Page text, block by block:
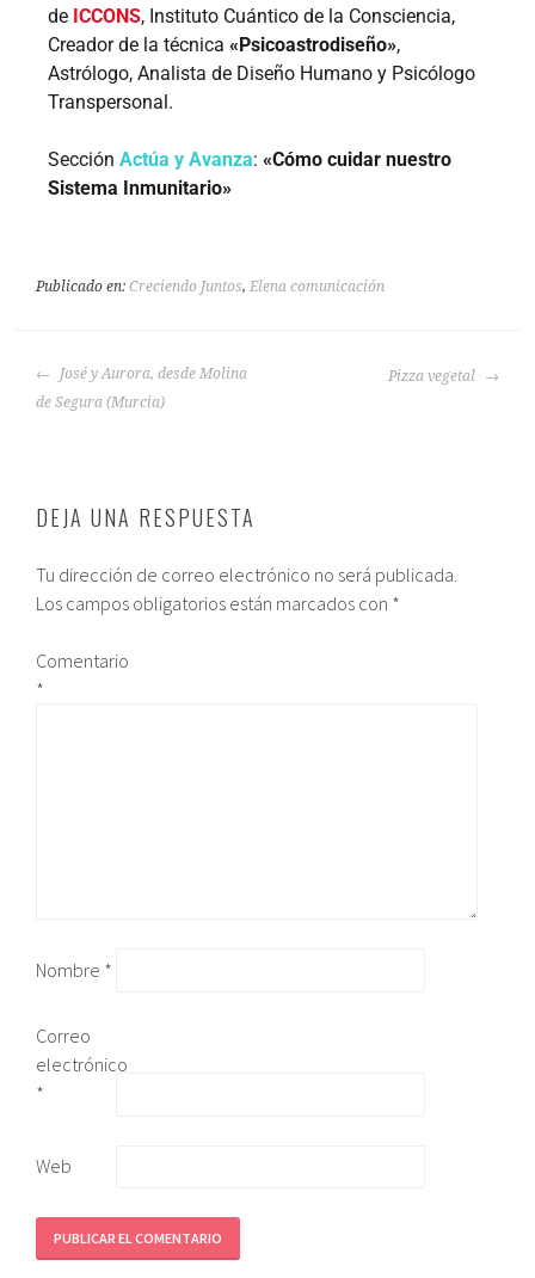
de ICCONS, Instituto Cuántico de la Consciencia,
Creador de la técnica«Psicoastrodiseño»,
Astrólogo, Analista de Diseño Humano y Psicólogo
Transpersonal.
SecciónActúa y Avanza:«Cómo cuidar nuestro
Sistema Inmunitario»
Publicado en:Creciendo Juntos,Elena comunicación
José y Aurora, desde Molina
de Segura (Murcia)
Pizza vegetal
DEJA UNA RESPUESTA
Tu dirección de correo electrónico no será publicada.
Los campos obligatorios están marcados con *
Comentario
*
Nombre *
Correo
electrónico
*
Web